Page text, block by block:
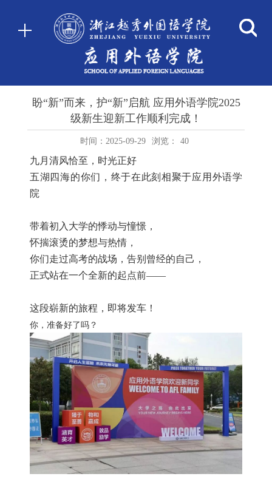
盼“新”而来，护“新”启航 应用外语学院2025
级新生迎新工作顺利完成！
时间：2025-09-29 浏览： 40
九月清风恰至，时光正好
五湖四海的你们，终于在此刻相聚于应用外语学
院
带着初入大学的悸动与憧憬，
怀揣滚烫的梦想与热情，
你们走过高考的战场，告别曾经的自己，
正式站在一个全新的起点前——
这段崭新的旅程，即将发车！
你，准备好了吗？